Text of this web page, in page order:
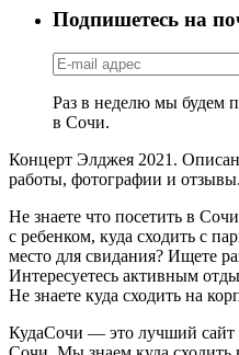
Подпишетесь на
Раз в неделю мы будем
в Сочи.
Концерт Элджея 2021.
работы, фотографии и
Не знаете что посетить в
с ребенком, куда сходить с
место для свидания? Ищете
Интересуетесь активным
Не знаете куда сходить на
КудаСочи — это лучший сайт